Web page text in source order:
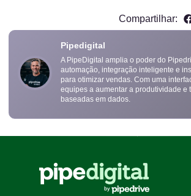
Compartilhar:
Pipedigital
A PipeDigital amplia o poder do
automação, integração inteligente e
para otimizar vendas. Com uma
equipes a aumentar a produtividade e
baseadas em dados.